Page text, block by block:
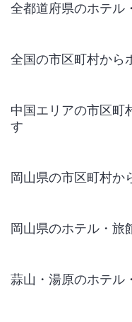
全都道府県のホテル
全国の市区町村から
中国エリアの市区町
す
岡山県の市区町村か
岡山県のホテル・旅
蒜山・湯原のホテル